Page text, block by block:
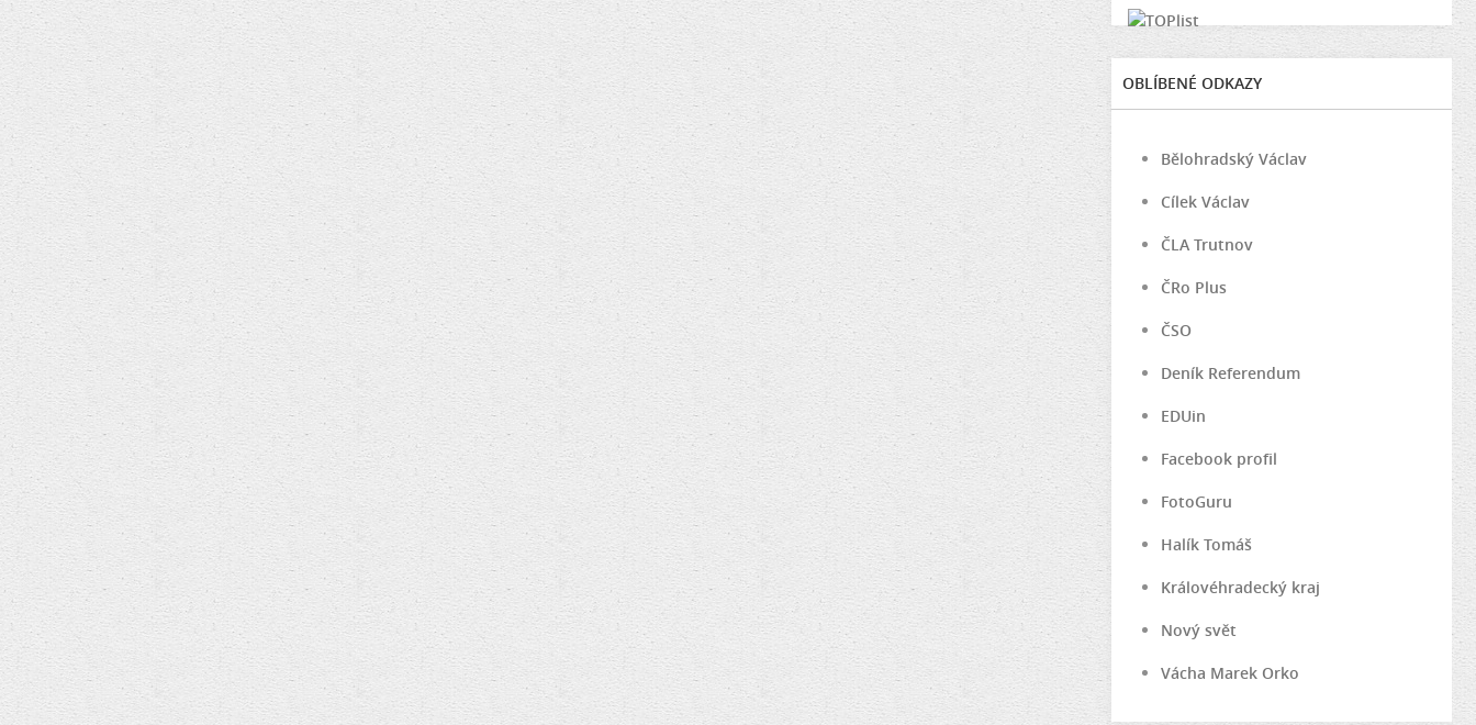
OBLÍBENÉ ODKAZY
Bělohradský Václav
Cílek Václav
ČLA Trutnov
ČRo Plus
ČSO
Deník Referendum
EDUin
Facebook profil
FotoGuru
Halík Tomáš
Královéhradecký kraj
Nový svět
Vácha Marek Orko